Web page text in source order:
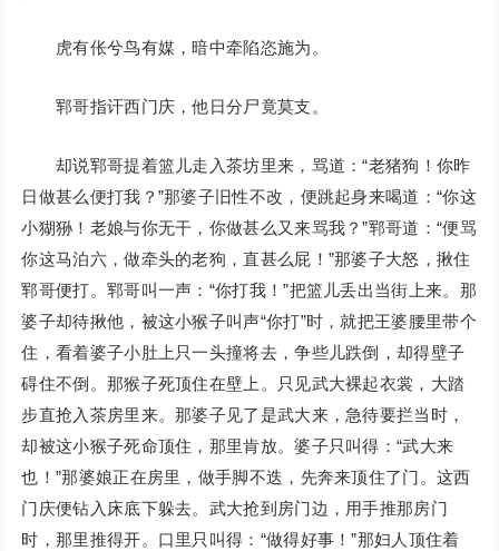
虎有伥兮鸟有媒，暗中牵陷恣施为。
郓哥指讦西门庆，他日分尸竟莫支。
却说郓哥提着篮儿走入茶坊里来，骂道：“老猪狗！你昨
日做甚么便打我？”那婆子旧性不改，便跳起身来喝道：“你这
小猢狲！老娘与你无干，你做甚么又来骂我？”郓哥道：“便骂
你这马泊六，做牵头的老狗，直甚么屁！”那婆子大怒，揪住
郓哥便打。郓哥叫一声：“你打我！”把篮儿丢出当街上来。那
婆子却待揪他，被这小猴子叫声“你打”时，就把王婆腰里带个
住，看着婆子小肚上只一头撞将去，争些儿跌倒，却得壁子
碍住不倒。那猴子死顶住在壁上。只见武大裸起衣裳，大踏
步直抢入茶房里来。那婆子见了是武大来，急待要拦当时，
却被这小猴子死命顶住，那里肯放。婆子只叫得：“武大来
也！”那婆娘正在房里，做手脚不迭，先奔来顶住了门。这西
门庆便钻入床底下躲去。武大抢到房门边，用手推那房门
时，那里推得开。口里只叫得：“做得好事！”那妇人顶住着